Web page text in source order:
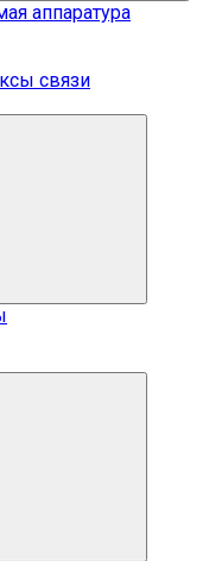
аппаратура
связи